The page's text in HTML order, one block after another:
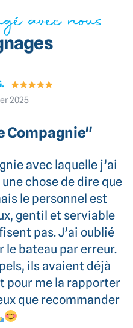
avec nous
2025
Compagnie"
avec laquelle j’ai
chose de dire que
le personnel est
gentil et serviable
pas. J’ai oublié
le bateau par erreur.
ils avaient déjà
pour me la rapporter
que recommander